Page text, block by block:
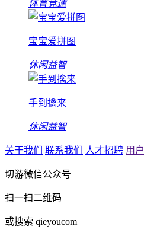
体育竞速
宝宝爱拼图
休闲益智
手到擒来
休闲益智
关于我们 联系我们 人才招聘 用
切游微信公众号
扫一扫二维码
或搜索 qieyoucom